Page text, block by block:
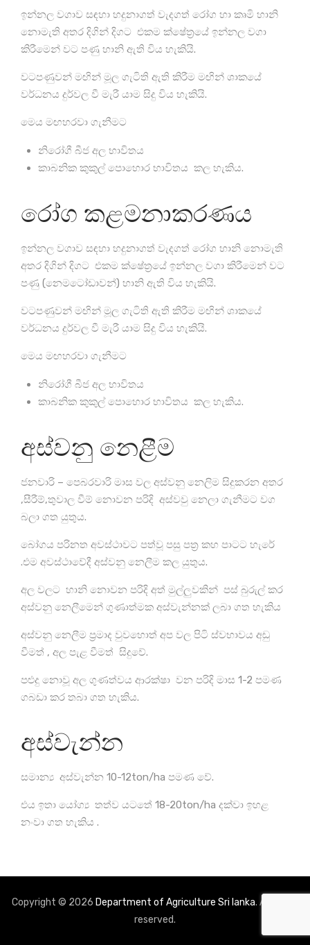
ඉන්නල වගාව සඳහා හදුනාගත් වැදගත් රෝග හා කෘමි හානි
නොමැති අතර දිගින් දිගට එකම ක්ෂේත්‍රයේ ඉන්නල වගා
කිරීමෙන් වට පණු හානි ඇති විය හැකියි.
වටපණුවන් මඟින් මූල ගැටිති ඇති කිරීම මඟින් ශාකයේ
වර්ධනය දුර්වල වී මැරී යාම සිදු විය හැකියි.
මෙය මඟහරවා ගැනීමට
නිරෝගී බීජ අල භාවිතය
කාබනික කුකුල් පොහොර භාවිතය කල හැකිය.
රෝග කළමනාකරණය
ඉන්නල වගාව සඳහා හදුනාගත් වැදගත් රෝග හානි නොමැති
අතර දිගින් දිගට එකම ක්ෂේත්‍රයේ ඉන්නල වගා කිරීමෙන් වට
පණු (නෙමටෝඩාවන්) හානි ඇති විය හැකියි.
වටපණුවන් මඟින් මූල ගැටිති ඇති කිරීම මඟින් ශාකයේ
වර්ධනය දුර්වල වී මැරී යාම සිදු විය හැකියි.
මෙය මඟහරවා ගැනීමට
නිරෝගී බීජ අල භාවිතය
කාබනික කුකුල් පොහොර භාවිතය කල හැකිය.
අස්වනු නෙළීම
ජනවාරි – පෙබරවාරි මාස වල අස්වනු නෙලිම සිදුකරන අතර
,සීරීම්,තුවාල වීම් නොවන පරිදි අස්වවු නෙලා ගැනීමට වග
බලා ගත යුතුය.
බෝගය පරිනත අවස්ථාවට පත්වූ පසු පත්‍ර කහ පාටට හැරේ
.එම අවස්ථාවේදී අස්වනු නෙලීම කල යුතුය.
අල වලට හානි නොවන පරිදි අත් මුල්ලුවකින් පස් බුරුල් කර
අස්වනු නෙලීමෙන් ගුණාත්මක අස්වැන්නක් ලබා ගත හැකිය
අස්වනු නෙලීම ප්‍රමාද වුවහොත් අප වල පිටි ස්වභාවය අඩු
වීමත් , අල පැළ වීමත් සිදුවේ.
පළුදු නොවූ අල ගුණත්වය ආරක්ෂා වන පරිදි මාස 1-2 පමණ
ගබඩා කර තබා ගත හැකිය.
අස්වැන්න
සමාන්‍ය අස්වැන්න 10-12ton/ha පමණ වේ.
එය ඉතා යෝග්‍ය තත්ව යටතේ 18-20ton/ha දක්වා ඉහළ
නංවා ගත හැකිය .
Copyright © 2026 Department of Agriculture Sri lanka. All rights
reserved.